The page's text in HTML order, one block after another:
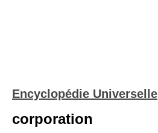
Encyclopédie Universelle
corporation